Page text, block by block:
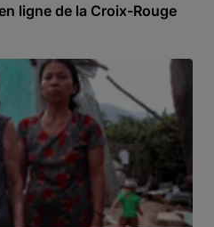
ligne de la Croix-Rouge